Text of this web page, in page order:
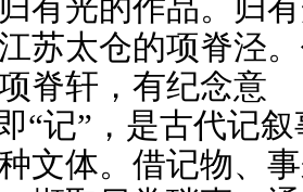
有光的作品。归
苏太仓的项脊泾
脊轩，有纪念意
“记”，是古代记
文体。借记物、